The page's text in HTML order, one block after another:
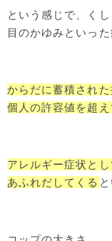
という感じで、く
目のかゆみといっ
からだに蓄積され
個人の許容値を超え
アレルギー症状とし
あふれだしてくる